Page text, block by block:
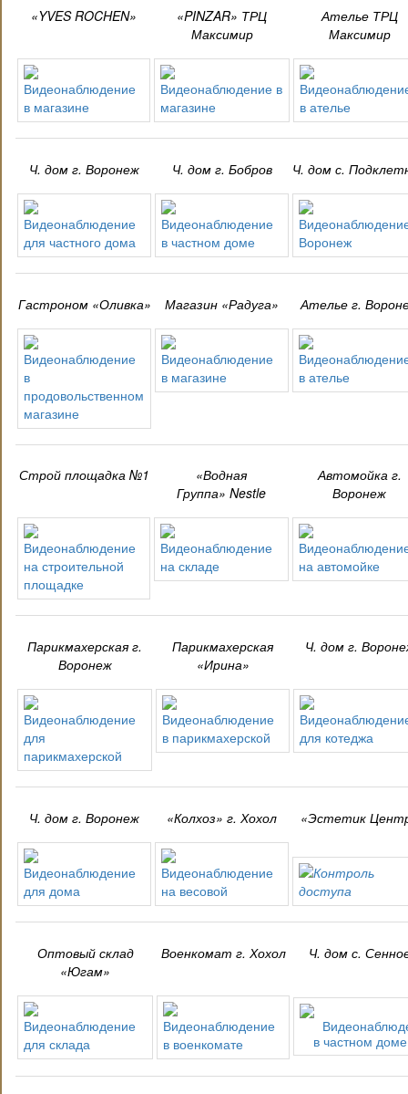
«YVES ROCHEN»
«PINZAR» ТРЦ
Максимир
Ателье ТРЦ
Максимир
Ч. дом г. Воронеж Ч. дом г. Бобров Ч. дом с.
Гастроном «Оливка» Магазин «Радуга» Ателье г.
Строй площадка №1
«Водная
Группа» Nestle
Автомойка г.
Воронеж
Парикмахерская г.
Воронеж
Парикмахерская
«Ирина»
Ч. дом г.
Ч. дом г. Воронеж «Колхоз» г. Хохол «Эстетик
Оптовый склад
«Югам»
Военкомат г. Хохол Ч. дом с.